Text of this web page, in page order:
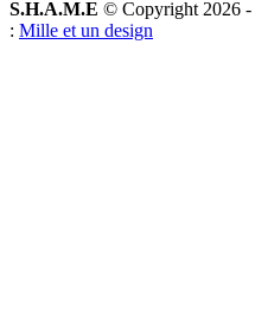
S.H.A.M.E © Copyright 2026 -
: Mille et un design